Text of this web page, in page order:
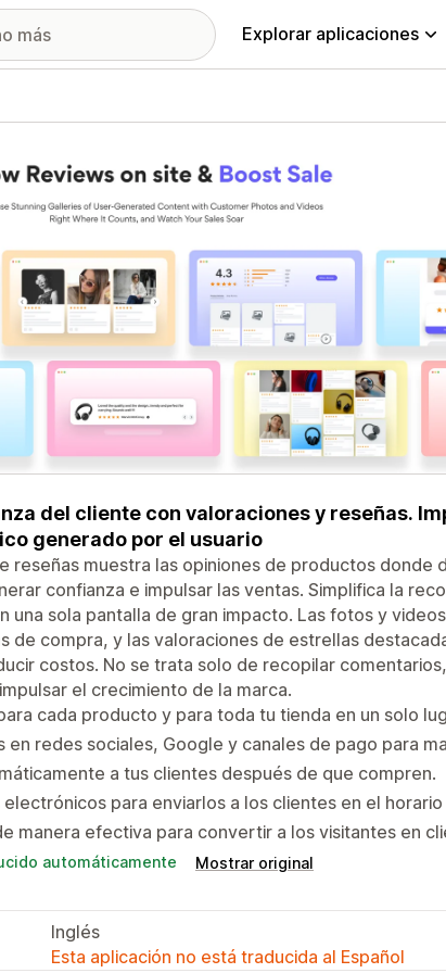
Explorar aplicaciones
del cliente con valoraciones y reseñas.
generado por el usuario
reseñas muestra las opiniones de productos donde
confianza e impulsar las ventas. Simplifica la
una sola pantalla de gran impacto. Las fotos y
de compra, y las valoraciones de estrellas
costos. No se trata solo de recopilar
el crecimiento de la marca.
cada producto y para toda tu tienda en un solo
en redes sociales, Google y canales de pago para
a tus clientes después de que compren.
para enviarlos a los clientes en el
manera efectiva para convertir a los visitantes en
automáticamente Mostrar original
Inglés
Esta aplicación no está traducida al Español